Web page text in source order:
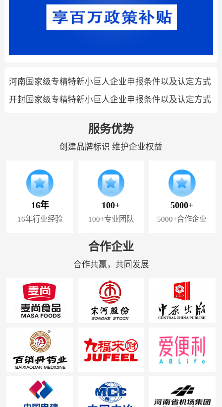
河南国家级专精特新小巨人企业申报条件以及认定方式
开封国家级专精特新小巨人企业申报条件以及认定方式
服务优势
创建品牌标识 维护企业权益
16年
16年行业经验
100+
100+专业团队
5000+
5000+合作企业
合作企业
合作共赢，共同发展